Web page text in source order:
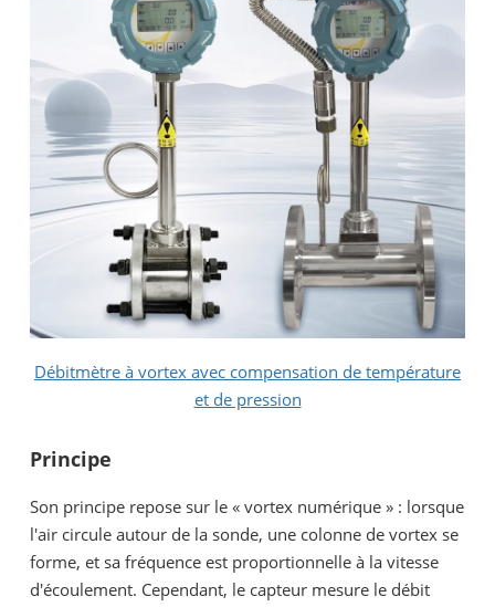
Débitmètre à vortex avec compensation de température
et de pression
Principe
Son principe repose sur le « vortex numérique » : lorsque
l'air circule autour de la sonde, une colonne de vortex se
forme, et sa fréquence est proportionnelle à la vitesse
d'écoulement. Cependant, le capteur mesure le débit